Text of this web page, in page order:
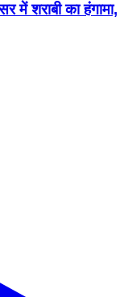
में शराबी का हंगामा,